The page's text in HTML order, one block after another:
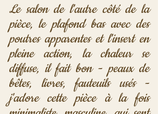
Le salon de l'autre côté de la
pièce, le plafond bas avec des
poutres apparentes et l'insert en
pleine action, la chaleur se
diffuse, il fait bon - peaux de
bêtes, livres, fauteuils usés -
j'adore cette pièce à la fois